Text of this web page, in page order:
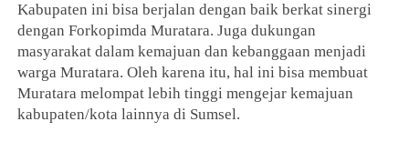
Kabupaten ini bisa berjalan dengan baik berkat sinergi
dengan Forkopimda Muratara. Juga dukungan
masyarakat dalam kemajuan dan kebanggaan menjadi
warga Muratara. Oleh karena itu, hal ini bisa membuat
Muratara melompat lebih tinggi mengejar kemajuan
kabupaten/kota lainnya di Sumsel.